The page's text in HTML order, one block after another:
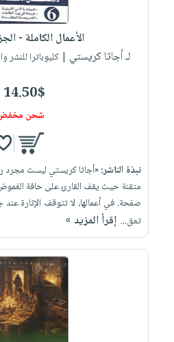
الأعمال الكاملة -
لـ أجاثا كريستي | كليوباترا
14.50$
شحن
نبذة الناشر: «أجاثا كريستي ليست مجرد
متقنة حيث يقف القارئ على حافة
صفحة. في أعمالها، لا تتوقف الإثارة
تعق... إقرأ المزيد »